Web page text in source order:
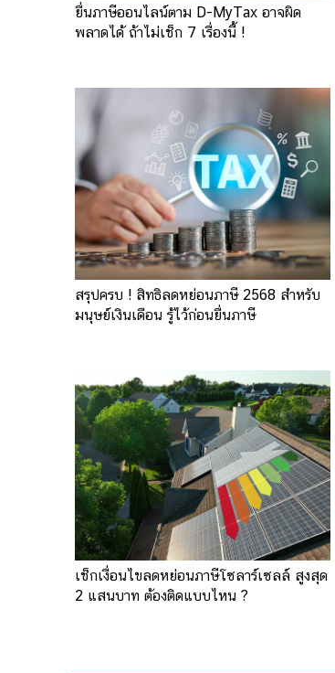
ยื่นภาษีออนไลน์ตาม D-MyTax อาจผิด
พลาดได้ ถ้าไม่เช็ก 7 เรื่องนี้ !
สรุปครบ ! สิทธิลดหย่อนภาษี 2568 สำหรับ
มนุษย์เงินเดือน รู้ไว้ก่อนยื่นภาษี
เช็กเงื่อนไขลดหย่อนภาษีโซลาร์เซลล์ สูงสุด
2 แสนบาท ต้องติดแบบไหน ?